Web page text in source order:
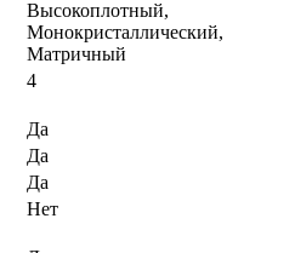
Высокоплотный,
Монокристаллический,
Матричный
4
Да
Да
Да
Нет